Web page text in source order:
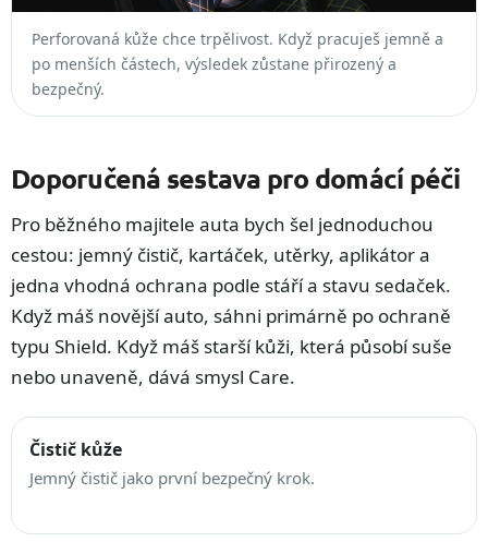
Perforovaná kůže chce trpělivost. Když pracuješ jemně a
po menších částech, výsledek zůstane přirozený a
bezpečný.
Doporučená sestava pro domácí péči
Pro běžného majitele auta bych šel jednoduchou
cestou: jemný čistič, kartáček, utěrky, aplikátor a
jedna vhodná ochrana podle stáří a stavu sedaček.
Když máš novější auto, sáhni primárně po ochraně
typu Shield. Když máš starší kůži, která působí suše
nebo unaveně, dává smysl Care.
Čistič kůže
Jemný čistič jako první bezpečný krok.